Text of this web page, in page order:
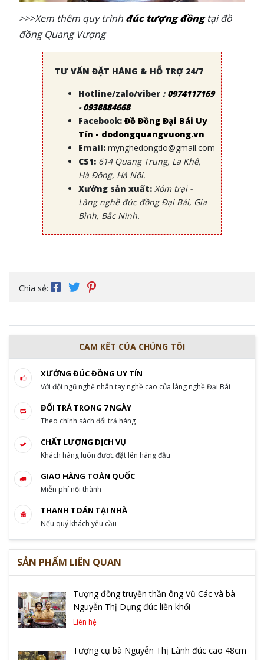
>>>Xem thêm quy trình đúc tượng đồngtại đồ
đồng Quang Vượng
TƯ VẤN ĐẶT HÀNG & HỖ TRỢ 24/7
Hotline/zalo/viber : 0974117169
-0938884668
Facebook: Đồ Đồng Đại Bái Uy
Tín - dodongquangvuong.vn
Email: mynghedongdo@gmail.com
CS1: 614 Quang Trung, La Khê,
Hà Đông, Hà Nội.
Xưởng sản xuất: Xóm trại -
Làng nghề đúc đồng Đại Bái, Gia
Bình, Bắc Ninh.
Chia sẻ:
CAM KẾT CỦA CHÚNG TÔI
XƯỞNG ĐÚC ĐỒNG UY TÍN
Với đội ngũ nghệ nhân tay nghề cao của làng nghề Đại Bái
ĐỔI TRẢ TRONG 7 NGÀY
Theo chính sách đổi trả hàng
CHẤT LƯỢNG DỊCH VỤ
Khách hàng luôn được đặt lên hàng đầu
GIAO HÀNG TOÀN QUỐC
Miễn phí nội thành
THANH TOÁN TẠI NHÀ
Nếu quý khách yêu cầu
SẢN PHẨM LIÊN QUAN
Tượng đồng truyền thần ông Vũ Các và bà
Nguyễn Thị Dựng đúc liền khối
Liên hệ
Tượng cụ bà Nguyễn Thị Lành đúc cao 48cm